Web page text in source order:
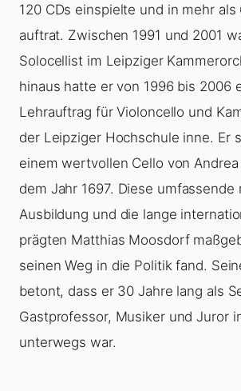
120 CDs einspielte und in mehr als
auftrat. Zwischen 1991 und 2001
Solocellist im Leipziger
hinaus hatte er von 1996 bis 2006
Lehrauftrag für Violoncello und
der Leipziger Hochschule inne. Er
einem wertvollen Cello von Andrea
dem Jahr 1697. Diese umfassende
Ausbildung und die lange
prägten Matthias Moosdorf
seinen Weg in die Politik fand.
betont, dass er 30 Jahre lang als
Gastprofessor, Musiker und Juror
unterwegs war.